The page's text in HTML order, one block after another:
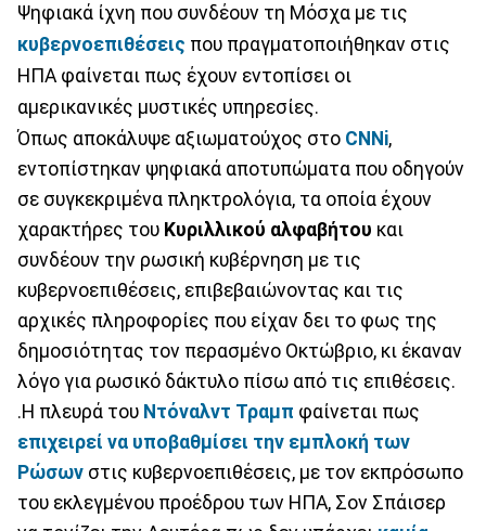
Ψηφιακά ίχνη που συνδέουν τη Μόσχα με τις
κυβερνοεπιθέσεις που πραγματοποιήθηκαν στις
ΗΠΑ φαίνεται πως έχουν εντοπίσει οι
αμερικανικές μυστικές υπηρεσίες.
Όπως αποκάλυψε αξιωματούχος στο CNNi,
εντοπίστηκαν ψηφιακά αποτυπώματα που οδηγούν
σε συγκεκριμένα πληκτρολόγια, τα οποία έχουν
χαρακτήρες του Κυριλλικού αλφαβήτου και
συνδέουν την ρωσική κυβέρνηση με τις
κυβερνοεπιθέσεις, επιβεβαιώνοντας και τις
αρχικές πληροφορίες που είχαν δει το φως της
δημοσιότητας τον περασμένο Οκτώβριο, κι έκαναν
λόγο για ρωσικό δάκτυλο πίσω από τις επιθέσεις.
.Η πλευρά του Ντόναλντ Τραμπ φαίνεται πως
επιχειρεί να υποβαθμίσει την εμπλοκή των
Ρώσων στις κυβερνοεπιθέσεις, με τον εκπρόσωπο
του εκλεγμένου προέδρου των ΗΠΑ, Σον Σπάισερ